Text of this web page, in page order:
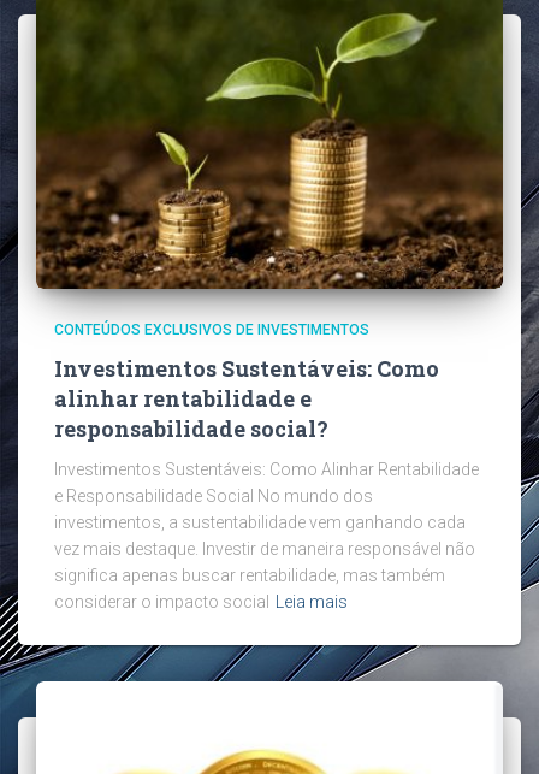
CONTEÚDOS EXCLUSIVOS DE INVESTIMENTOS
Investimentos Sustentáveis: Como
alinhar rentabilidade e
responsabilidade social?
Investimentos Sustentáveis: Como Alinhar Rentabilidade
e Responsabilidade Social No mundo dos
investimentos, a sustentabilidade vem ganhando cada
vez mais destaque. Investir de maneira responsável não
significa apenas buscar rentabilidade, mas também
considerar o impacto social
Leia mais